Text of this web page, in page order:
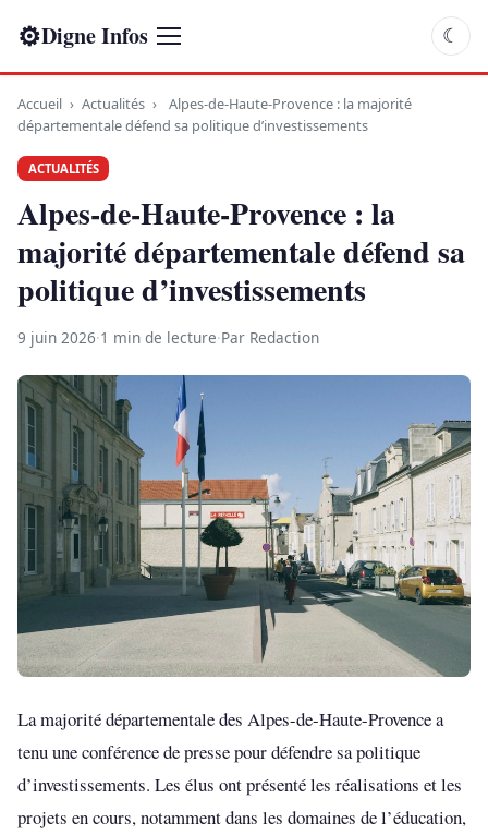
⚙Digne Infos ☾
Accueil › Actualités ›
Alpes-de-Haute-Provence : la majorité
départementale défend sa politique d’investissements
ACTUALITÉS
Alpes-de-Haute-Provence : la
majorité départementale défend sa
politique d’investissements
9 juin 2026·1 min de lecture·Par Redaction
La majorité départementale des Alpes-de-Haute-Provence a
tenu une conférence de presse pour défendre sa politique
d’investissements. Les élus ont présenté les réalisations et les
projets en cours, notamment dans les domaines de l’éducation,